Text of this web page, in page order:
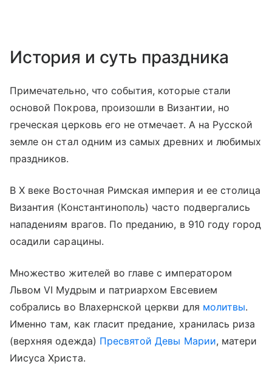
История и суть праздника
Примечательно, что события, которые стали
основой Покрова, произошли в Византии, но
греческая церковь его не отмечает. А на Русской
земле он стал одним из самых древних и любимых
праздников.
В X веке Восточная Римская империя и ее столица
Византия (Константинополь) часто подвергались
нападениям врагов. По преданию, в 910 году город
осадили сарацины.
Множество жителей во главе с императором
Львом VI Мудрым и патриархом Евсевием
собрались во Влахернской церкви для молитвы.
Именно там, как гласит предание, хранилась риза
(верхняя одежда) Пресвятой Девы Марии, матери
Иисуса Христа.